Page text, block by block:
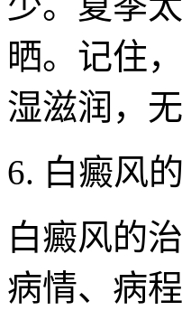
晒。记住
湿滋润，
6. 白癜风
白癜风的
病情、病